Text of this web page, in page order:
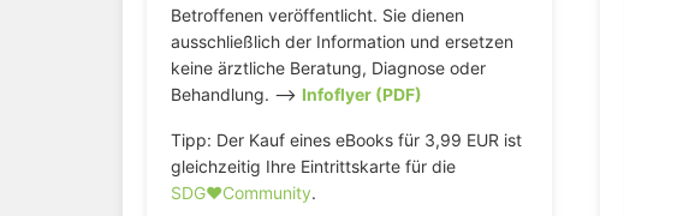
Betroffenen veröffentlicht. Sie dienen
ausschließlich der Information und ersetzen
keine ärztliche Beratung, Diagnose oder
Behandlung. –> Infoflyer (PDF)
Tipp: Der Kauf eines eBooks für 3,99 EUR ist
gleichzeitig Ihre Eintrittskarte für die
SDG♥️Community.